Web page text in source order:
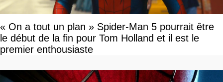
« On a tout un plan » Spider-Man 5 pourrait être
le début de la fin pour Tom Holland et il est le
premier enthousiaste